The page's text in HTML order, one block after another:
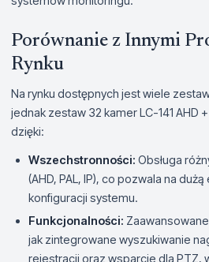
Porównanie z Innymi
Rynku
Na rynku dostępnych jest wiele
jednak zestaw 32 kamer LC-141 AHD
dzięki:
Wszechstronności: Obsługa
(AHD, PAL, IP), co pozwala na
konfiguracji systemu.
Funkcjonalności:
jak zintegrowane wyszukiwanie
rejestracji oraz wsparcie dla PTZ,